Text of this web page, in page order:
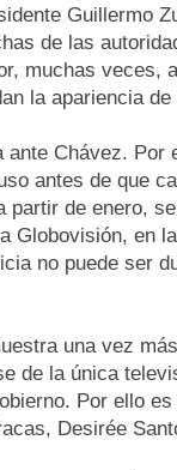
Guillermo
de las
muchas veces,
la apariencia
ante Chávez. Por
antes de que
partir de enero,
Globovisión, en
no puede ser
una vez
de la única
Por ello
Desirée